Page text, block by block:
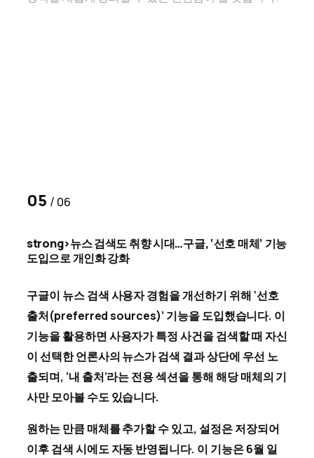
05 / 06
strong>뉴스 검색도 취향 시대…구글, ‘선호 매체’ 기능
도입으로 개인화 강화
구글이 뉴스 검색 사용자 경험을 개선하기 위해 ‘선호
출처(preferred sources)’ 기능을 도입했습니다. 이
기능을 활용하면 사용자가 특정 사건을 검색할 때 자신
이 선택한 언론사의 뉴스가 검색 결과 상단에 우선 노
출되며, ‘내 출처’라는 전용 섹션을 통해 해당 매체의 기
사만 모아볼 수도 있습니다.
원하는 만큼 매체를 추가할 수 있고, 설정은 저장되어
이후 검색 시에도 자동 반영됩니다. 이 기능은 6월 일